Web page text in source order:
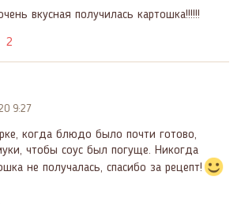
вкусная получилась картошка!!!!!!
2
9:27
когда блюдо было почти готово,
чтобы соус был погуще. Никогда
не получалась, спасибо за рецепт!